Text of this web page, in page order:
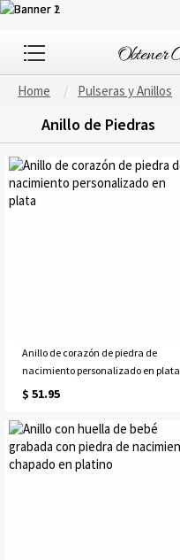
Home Pulseras y Anillos
Anillo de Piedras
Anillo de corazón de piedra de
nacimiento personalizado en plata
$ 51.95